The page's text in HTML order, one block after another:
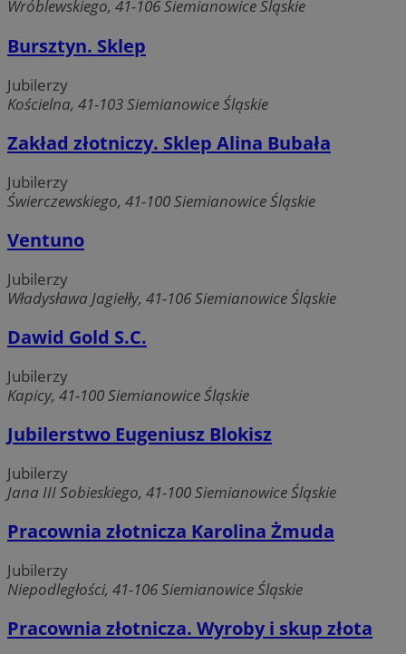
Wróblewskiego, 41-106 Siemianowice Śląskie
Bursztyn. Sklep
Jubilerzy
Kościelna, 41-103 Siemianowice Śląskie
Zakład złotniczy. Sklep Alina Bubała
Jubilerzy
Świerczewskiego, 41-100 Siemianowice Śląskie
Ventuno
Jubilerzy
Władysława Jagiełły, 41-106 Siemianowice Śląskie
Dawid Gold S.C.
Jubilerzy
Kapicy, 41-100 Siemianowice Śląskie
Jubilerstwo Eugeniusz Blokisz
Jubilerzy
Jana III Sobieskiego, 41-100 Siemianowice Śląskie
Pracownia złotnicza Karolina Żmuda
Jubilerzy
Niepodległości, 41-106 Siemianowice Śląskie
Pracownia złotnicza. Wyroby i skup złota